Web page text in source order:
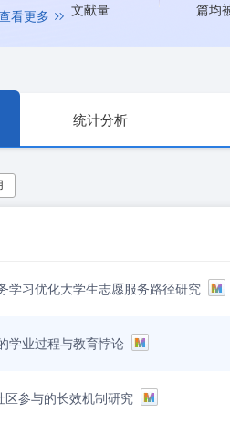
看更多 文献量 篇均
统计分析
学习优化大学生志愿服务路径研究
学业过程与教育悖论
区参与的长效机制研究